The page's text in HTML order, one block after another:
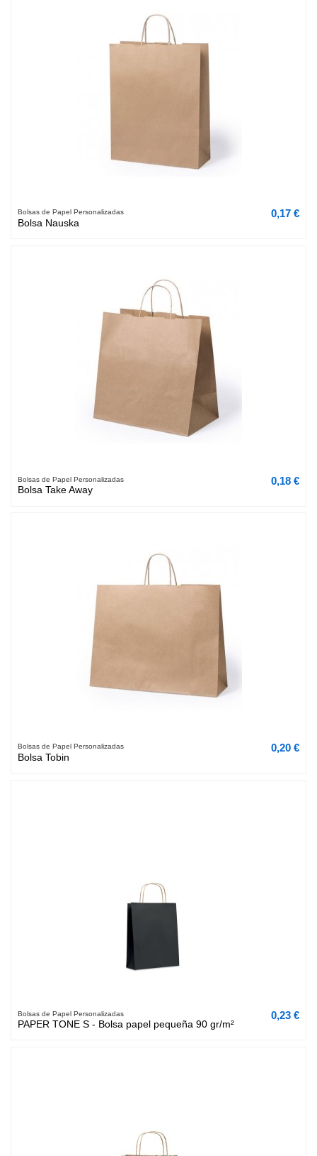
Bolsas de Papel Personalizadas
Bolsa Nauska
0,17 €
Bolsas de Papel Personalizadas
Bolsa Take Away
0,18 €
Bolsas de Papel Personalizadas
Bolsa Tobin
0,20 €
Bolsas de Papel Personalizadas
PAPER TONE S - Bolsa papel pequeña 90 gr/m²
0,23 €